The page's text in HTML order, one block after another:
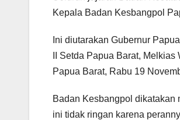
Kepala Badan Kesbangpol
Ini diutarakan Gubernur
II Setda Papua Barat,
Papua Barat, Rabu 19
Badan Kesbangpol dikatakan
ini tidak ringan karena